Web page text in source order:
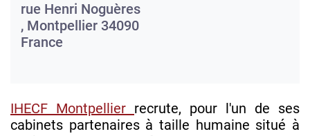
rue Henri Noguères
, Montpellier 34090
France
IHECF Montpellier recrute, pour l'un de ses
cabinets partenaires à taille humaine situé à